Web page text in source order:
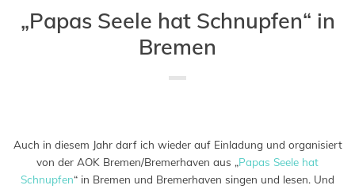
„Papas Seele hat Schnupfen“ in
Bremen
Auch in diesem Jahr darf ich wieder auf Einladung und organisiert
von der AOK Bremen/Bremerhaven aus „Papas Seele hat
Schnupfen“ in Bremen und Bremerhaven singen und lesen. Und